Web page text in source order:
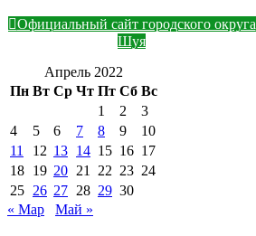
Официальный сайт городского округа
Шуя
Апрель 2022
Пн Вт Ср Чт Пт Сб Вс
1
2
3
4
5 6 7 8 9
10
11
12 13 14 15 16 17
18 19 20 21 22 23 24
25 26 27 28 29 30
« Мар
Май »